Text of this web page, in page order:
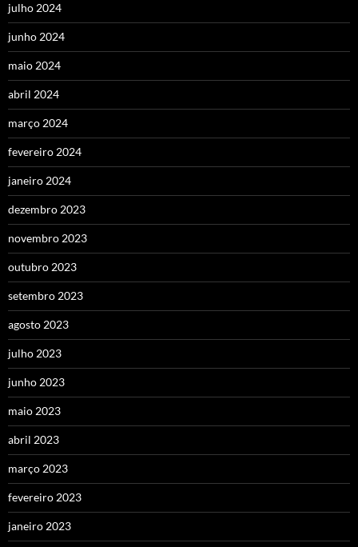
julho 2024
junho 2024
maio 2024
abril 2024
março 2024
fevereiro 2024
janeiro 2024
dezembro 2023
novembro 2023
outubro 2023
setembro 2023
agosto 2023
julho 2023
junho 2023
maio 2023
abril 2023
março 2023
fevereiro 2023
janeiro 2023